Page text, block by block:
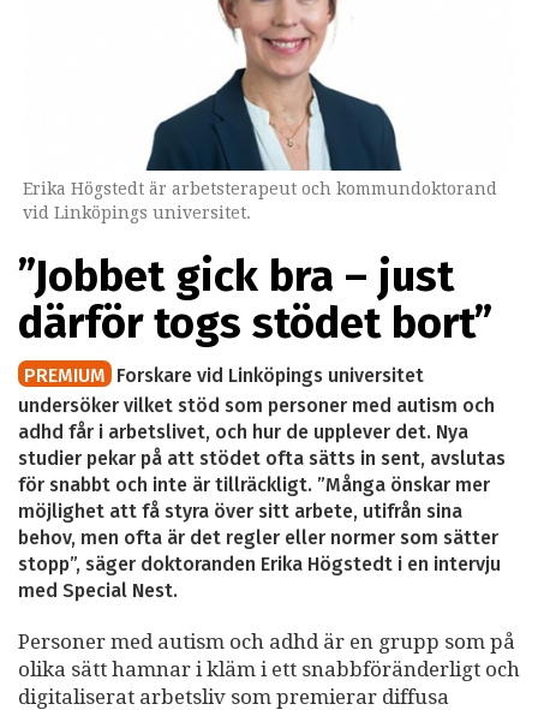
Erika Högstedt är arbetsterapeut och kommundoktorand
vid Linköpings universitet.
”Jobbet gick bra – just
därför togs stödet bort”
PREMIUM Forskare vid Linköpings universitet
undersöker vilket stöd som personer med autism och
adhd får i arbetslivet, och hur de upplever det. Nya
studier pekar på att stödet ofta sätts in sent, avslutas
för snabbt och inte är tillräckligt. ”Många önskar mer
möjlighet att få styra över sitt arbete, utifrån sina
behov, men ofta är det regler eller normer som sätter
stopp”, säger doktoranden Erika Högstedt i en intervju
med Special Nest.
Personer med autism och adhd är en grupp som på
olika sätt hamnar i kläm i ett snabbföränderligt och
digitaliserat arbetsliv som premierar diffusa